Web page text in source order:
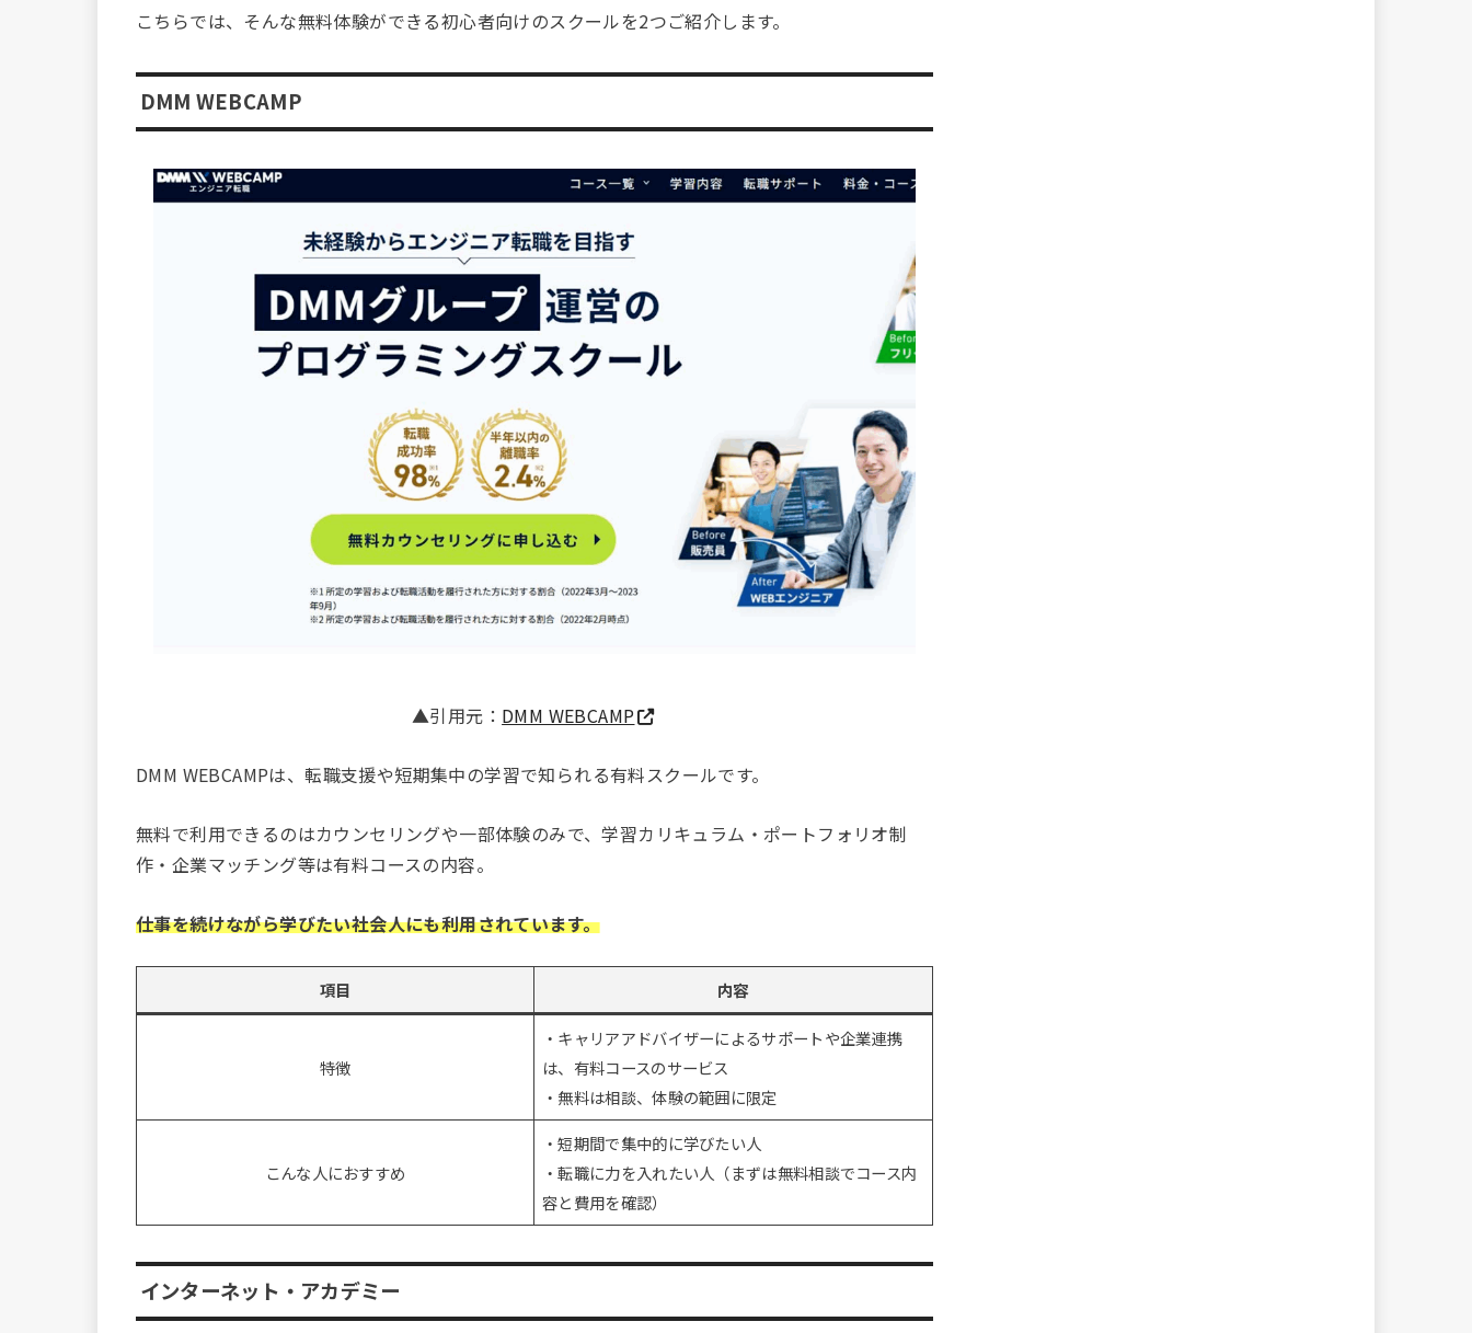
こちらでは、そんな無料体験ができる初心者向けのスクールを2つご紹介します。
DMM WEBCAMP
▲引用元： DMM WEBCAMP
DMM WEBCAMPは、転職支援や短期集中の学習で知られる有料スクールです。
無料で利用できるのはカウンセリングや一部体験のみで、学習カリキュラム・ポートフォリオ制
作・企業マッチング等は有料コースの内容。
仕事を続けながら学びたい社会人にも利用されています。
項目 内容
特徴
・キャリアアドバイザーによるサポートや企業連携
は、有料コースのサービス
・無料は相談、体験の範囲に限定
こんな人におすすめ
・短期間で集中的に学びたい人
・転職に力を入れたい人（まずは無料相談でコース内
容と費用を確認）
インターネット・アカデミー